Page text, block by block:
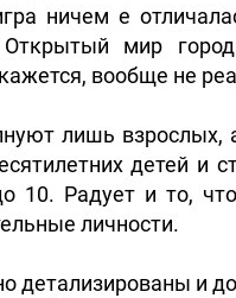
ничем е
мир
вообще не
лишь взрослых,
детей и
10. Радует и то,
личности.
детализированы и